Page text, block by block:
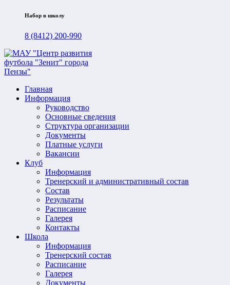
Набор в школу
8 (8412) 200-990
Главная
Информация
Руководство
Основные сведения
Структура организации
Документы
Платные услуги
Вакансии
Клуб
Информация
Тренерский и административный состав
Состав
Результаты
Расписание
Галерея
Контакты
Школа
Информация
Тренерский состав
Расписание
Галерея
Документы